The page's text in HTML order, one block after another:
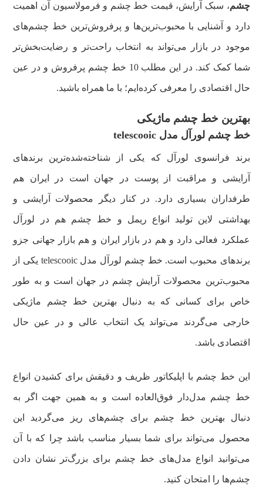
چشم، سبک آرایش‌، قیمت خط چشم و فرمولاسیون آن اهمیت
دارد و آشنایی با محبوب‌ترین‌ها و پرفروش‌ترین‌ خط چشم‌های
موجود در بازار می‌تواند به انتخاب راحت‌تر و رضایت‌بخش‌تر
شما کمک کند. در این مطلب 10 خط چشم پرفروش و در عین
حال اقتصادی را معرفی کرده‌ایم؛ با ما همراه باشید.
بهترین خط چشم ماژیکی
خط چشم لورآل مدل telescooic
برند فرانسوی لورآل که یکی از شناخته‌شده‌ترین برندهای
آرایشی و مراقبت از پوست در جهان است در ایران هم
طرفداران بسیاری دارد. در کنار دیگر محصولات آرایشی و
بهداشتی لاین تولید انواع ریمل و خط چشم هم در لورآل
عملکرد فعالی دارد و هم در بازار ایران و هم بازار جهانی جزو
برندهای محبوب است. خط چشم لورآل مدل telescooic یکی از
محبوب‌ترین محصولات آرایش چشم در جهان است و به طور
خاص برای کسانی که به دنبال بهترین خط چشم ماژیکی
خارجی می‌گردند می‌تواند یک انتخاب عالی و در عین حال
اقتصادی باشد.
این خط چشم با اپلیکاتور ظریف و دقیقش برای کشیدن انواع
خط چشم مدل‌دار فوق‌العاده است و به همین جهت اگر به
دنبال بهترین خط چشم برای چشم‌های ریز می‌گردید این
محصول می‌تواند برای شما بسیار مناسب باشد چرا که با آن
می‌توانید انواع مدل‌های خط چشم برای بزرگ‌تر نشان دادن
چشم‌ها را امتحان کنید.